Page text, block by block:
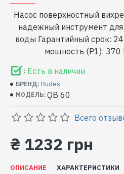
Насос поверхностный
надежный инструмент
воды Гарантийный срок:
мощность (P1): 370
: Есть в наличии
БРЕНД: Rudes
МОДЕЛЬ: QB 60
Всего
₴ 1232 грн
ОПИСАНИЕ ХАРАКТЕРИСТИКИ